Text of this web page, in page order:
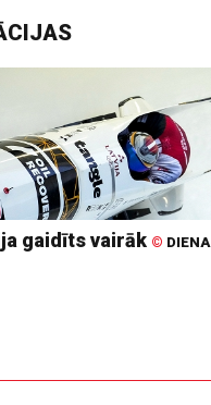
gaidīts vairāk © DIENA